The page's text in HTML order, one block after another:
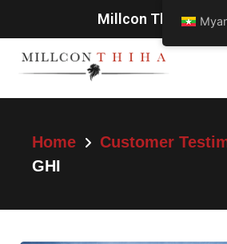
Millcon Thiha မှက
Home
Customer
GHI